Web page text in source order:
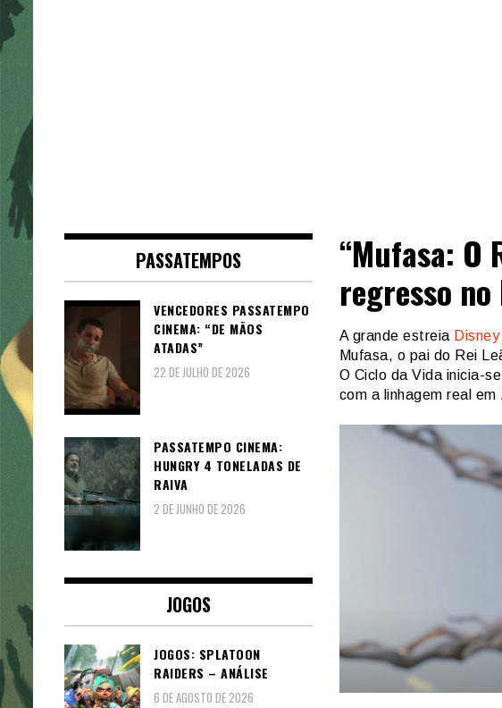
“Mufasa: O
regresso
A grande estreia Disney
Mufasa, o pai do Rei
O Ciclo da Vida inicia-
com a linhagem real em
PASSATEMPOS
VENCEDORES PASSATEMPO
CINEMA: “DE MÃOS
ATADAS”
22 DE JULHO DE 2026
PASSATEMPO CINEMA:
HUNGRY 4 TONELADAS DE
RAIVA
2 DE JUNHO DE 2026
JOGOS
JOGOS: SPLATOON
RAIDERS – ANÁLISE
6 DE AGOSTO DE 2026